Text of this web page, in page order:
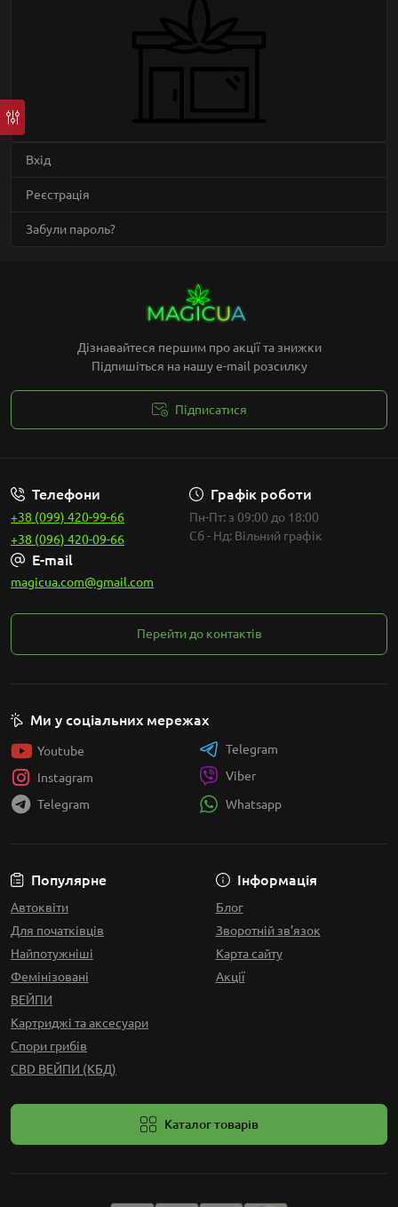
Вхід
Реєстрація
Забули пароль?
Дізнавайтеся першим про акції та знижки
Підпишіться на нашу e-mail розсилку
Підписатися
Телефони
+38 (099) 420-99-66
+38 (096) 420-09-66
Графік роботи
Пн-Пт: з 09:00 до 18:00
Сб - Нд: Вільний графік
E-mail
magicua.com@gmail.com
Перейти до контактів
Популярне
Автоквіти
Для початківців
Найпотужніші
Фемінізовані
ВЕЙПИ
Картриджі та аксесуари
Спори грибів
CBD ВЕЙПИ (КБД)
Інформація
Блог
Зворотній зв’язок
Карта сайту
Акції
Каталог товарів
Ми у соціальних мережах
Youtube
Instagram
Telegram
Telegram
Viber
Whatsapp